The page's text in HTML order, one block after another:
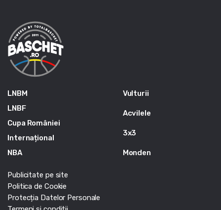
LNBM
LNBF
Cupa României
Internațional
NBA
Vulturii
Acvilele
3x3
Monden
Publicitate pe site
Politica de Cookie
Protecția Datelor Personale